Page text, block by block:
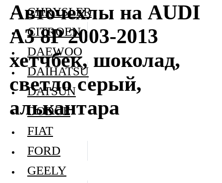
Авточехлы на AUDI
A3 8P 2003-2013
хетчбек, шоколад,
светло серый,
алькантара
CHRYSLER
CITROEN
DAEWOO
DAIHATSU
DATSUN
DODGE
FIAT
FORD
GEELY